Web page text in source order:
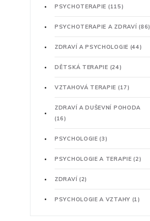
PSYCHOTERAPIE (115)
PSYCHOTERAPIE A ZDRAVÍ(86)
ZDRAVÍ A PSYCHOLOGIE (44)
DĚTSKÁ TERAPIE (24)
VZTAHOVÁ TERAPIE (17)
ZDRAVÍ A DUŠEVNÍ POHODA
(16)
PSYCHOLOGIE(3)
PSYCHOLOGIE A TERAPIE(2)
ZDRAVÍ (2)
PSYCHOLOGIE A VZTAHY (1)